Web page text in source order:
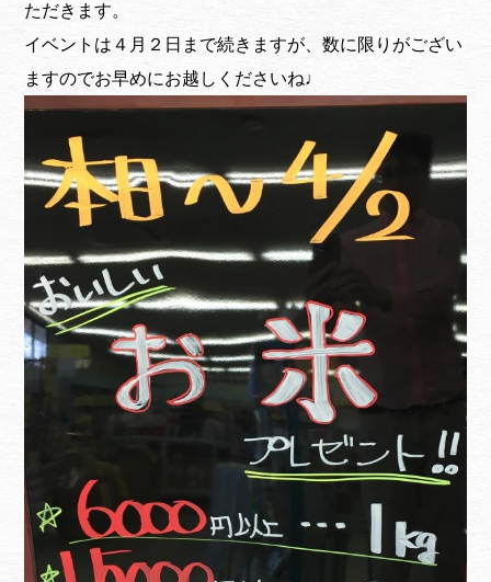
ただきます。
イベントは４月２日まで続きますが、数に限りがござい
ますのでお早めにお越しくださいね♩